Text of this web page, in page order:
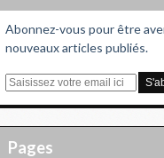
Abonnez-vous pour être
nouveaux articles publiés.
E
Pages